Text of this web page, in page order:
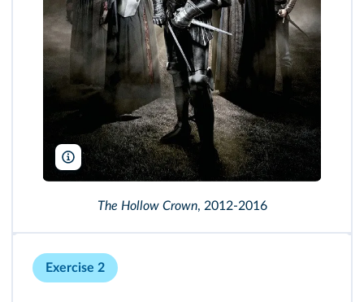
BBC Two-Neal Street Productions-NBCUniversal-WNET/TCD/
The Hollow Crown, 2012-2016
Exercise 2